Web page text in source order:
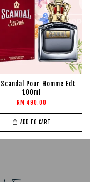
Scandal Pour Homme Edt
100ml
RM 490.00
ADD TO CART